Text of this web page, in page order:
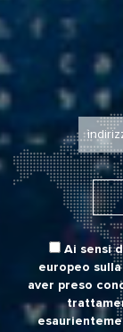
Ai sensi
europeo
aver preso